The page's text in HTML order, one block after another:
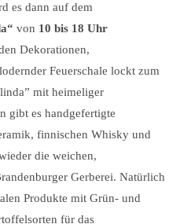
es dann auf dem
von 10 bis 18 Uhr
Dekorationen,
Feuerschale lockt zum
mit heimeliger
gibt es handgefertigte
finnischen Whisky und
die weichen,
Gerberei. Natürlich
Produkte mit Grün- und
für das